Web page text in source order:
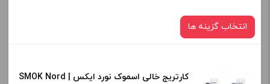
انتخاب گزینه ها
نوع کویل :
کارتریج خالی اسموک نورد ایکس | SMOK Nord